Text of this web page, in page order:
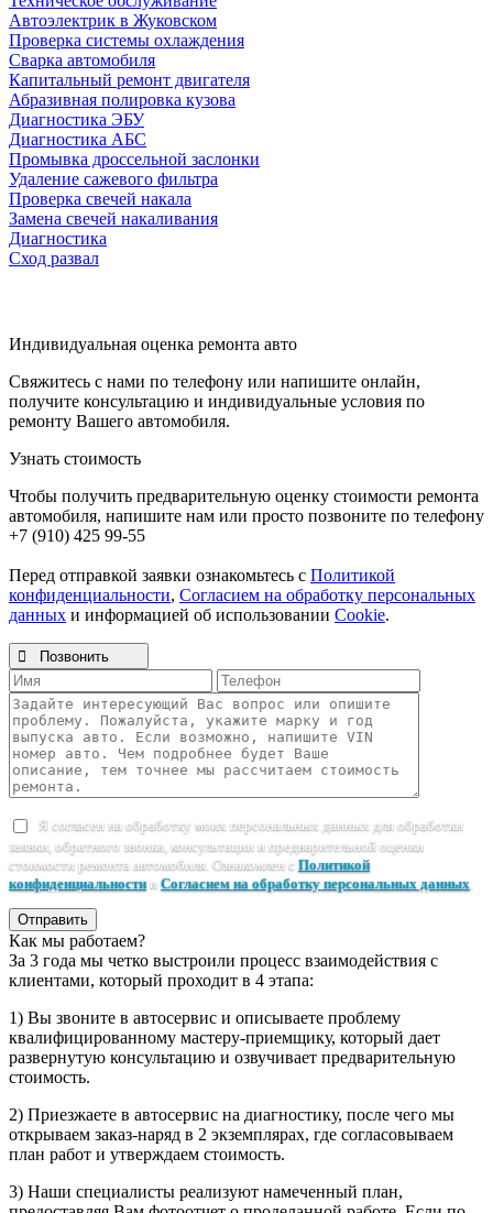
Автоэлектрик в Жуковском
Проверка системы охлаждения
Сварка автомобиля
Капитальный ремонт двигателя
Абразивная полировка кузова
Диагностика ЭБУ
Диагностика АБС
Промывка дроссельной заслонки
Удаление сажевого фильтра
Проверка свечей накала
Замена свечей накаливания
Диагностика
Сход развал
Индивидуальная оценка ремонта авто
Свяжитесь с нами по телефону или напишите онлайн,
получите консультацию и индивидуальные условия по
ремонту Вашего автомобиля.
Узнать стоимость
Чтобы получить предварительную оценку стоимости ремонта
автомобиля, напишите нам или просто позвоните по телефону
+7 (910) 425 99-55
Перед отправкой заявки ознакомьтесь с Политикой
конфиденциальности, Согласием на обработку персональных
данных и информацией об использовании Cookie.
 Позвонить
Я согласен на обработку моих персональных данных для обработки
заявки, обратного звонка, консультации и предварительной оценки
стоимости ремонта автомобиля. Ознакомлен с Политикой
конфиденциальностии Согласием на обработку персональных данных
Отправить
Как мы работаем?
За 3 года мы четко выстроили процесс взаимодействия с
клиентами, который проходит в 4 этапа:
1) Вы звоните в автосервис и описываете проблему
квалифицированному мастеру-приемщику, который дает
развернутую консультацию и озвучивает предварительную
стоимость.
2) Приезжаете в автосервис на диагностику, после чего мы
открываем заказ-наряд в 2 экземплярах, где согласовываем
план работ и утверждаем стоимость.
3) Наши специалисты реализуют намеченный план,